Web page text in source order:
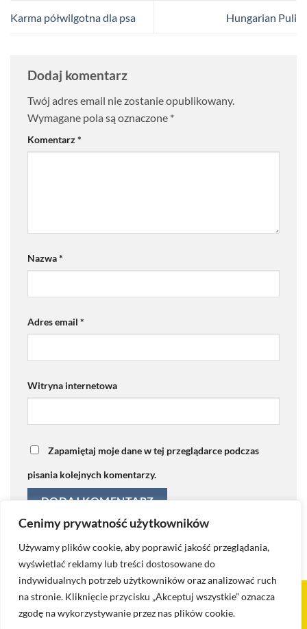
Cenimy prywatność użytkowników
Używamy plików cookie, aby poprawić jakość przeglądania,
wyświetlać reklamy lub treści dostosowane do
indywidualnych potrzeb użytkowników oraz analizować ruch
na stronie. Kliknięcie przycisku „Akceptuj wszystkie” oznacza
zgodę na wykorzystywanie przez nas plików cookie.
Karma półwilgotna dla psa Hungarian Puli
Dodaj komentarz
Twój adres email nie zostanie opublikowany.
Wymagane pola są oznaczone *
Komentarz*
Nazwa*
Adres email *
Witryna internetowa
Zapamiętaj moje dane w tej przeglądarce podczas
pisania kolejnych komentarzy.
Visa PayPal Stripe MasterCard
Cash